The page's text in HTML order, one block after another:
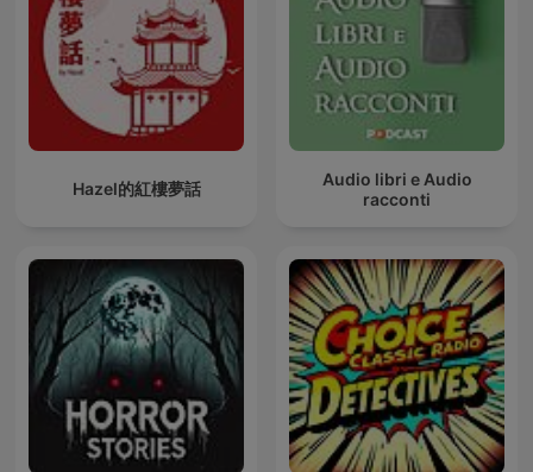
Hazel的紅樓夢話
Audio libri e Audio
racconti